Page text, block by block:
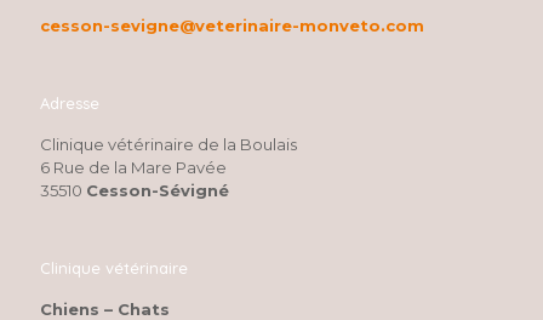
cesson-sevigne@veterinaire-monveto.com
Adresse
Clinique vétérinaire de la Boulais
6 Rue de la Mare Pavée
35510 Cesson-Sévigné
Clinique vétérinaire
Chiens – Chats